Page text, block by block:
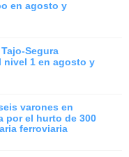
en agosto y
Segura
nivel 1 en agosto y
varones en
por el hurto de 300
ferroviaria